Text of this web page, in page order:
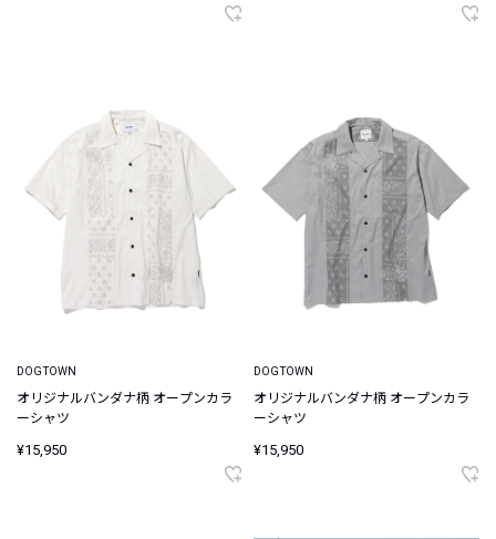
DOGTOWN
オリジナルバンダナ柄 オープンカラ
ーシャツ
¥15,950
DOGTOWN
オリジナルバンダナ柄 オープンカラ
ーシャツ
¥15,950